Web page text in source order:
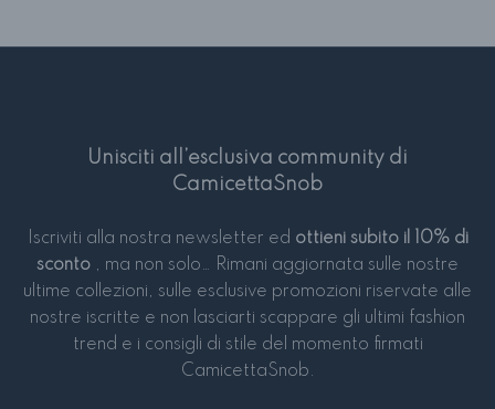
Unisciti all’esclusiva community di
CamicettaSnob
Iscriviti alla nostra newsletter ed ottieni subito il 10% di
sconto , ma non solo… Rimani aggiornata sulle nostre
ultime collezioni, sulle esclusive promozioni riservate alle
nostre iscritte e non lasciarti scappare gli ultimi fashion
trend e i consigli di stile del momento firmati
CamicettaSnob.